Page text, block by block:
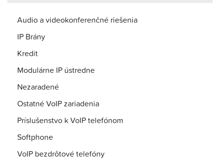
Audio a videokonferenčné riešenia
IP Brány
Kredit
Modulárne IP ústredne
Nezaradené
Ostatné VoIP zariadenia
Príslušenstvo k VoIP telefónom
Softphone
VoIP bezdrôtové telefóny